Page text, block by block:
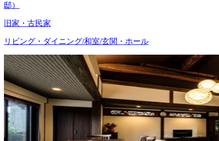
邸）
旧家・古民家
リビング・ダイニング/和室/玄関・ホール